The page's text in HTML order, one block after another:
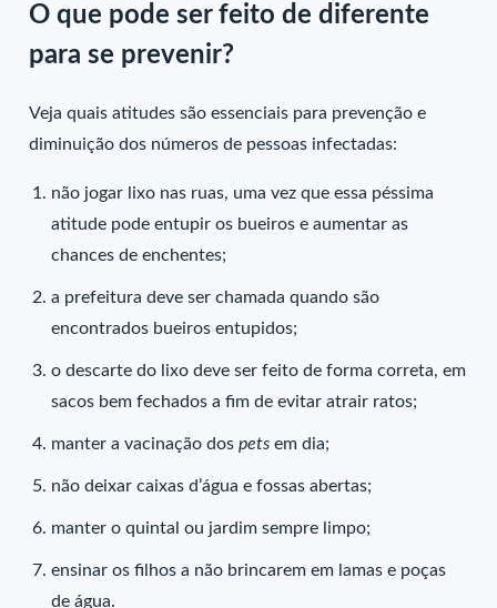
O que pode ser feito de diferente
para se prevenir?
Veja quais atitudes são essenciais para prevenção e
diminuição dos números de pessoas infectadas:
não jogar lixo nas ruas, uma vez que essa péssima
atitude pode entupir os bueiros e aumentar as
chances de enchentes;
a prefeitura deve ser chamada quando são
encontrados bueiros entupidos;
o descarte do lixo deve ser feito de forma correta, em
sacos bem fechados a fim de evitar atrair ratos;
manter a vacinação dospets em dia;
não deixar caixas d’água e fossas abertas;
manter o quintal ou jardim sempre limpo;
ensinar os filhos a não brincarem em lamas e poças
de água.